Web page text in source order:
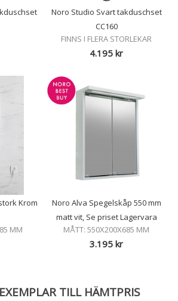
Noro Studio Svart takduschset
CC160
FINNS I FLERA STORLEKAR
4.195 kr
Krom
MM
Noro Alva Spegelskåp 550 mm
matt vit, Se priset Lagervara
MÅTT: 550X200X685 MM
3.195 kr
TILL HÄMTPRIS